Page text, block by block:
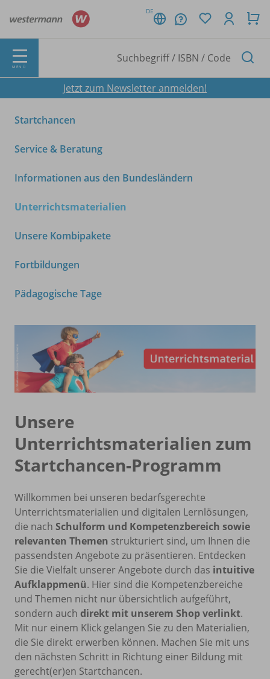
DE
MENÜ
Jetzt zum Newsletter anmelden!
Startchancen
Service & Beratung
Informationen aus den Bundesländern
Unterrichtsmaterialien
Unsere Kombipakete
Fortbildungen
Pädagogische Tage
Unsere
Unterrichtsmaterialien zum
Startchancen-Programm
Willkommen bei unseren bedarfsgerechte
Unterrichtsmaterialien und digitalen Lernlösungen,
die nach Schulform und Kompetenzbereich sowie
relevanten Themen strukturiert sind, um Ihnen die
passendsten Angebote zu präsentieren. Entdecken
Sie die Vielfalt unserer Angebote durch das intuitive
Aufklappmenü. Hier sind die Kompetenzbereiche
und Themen nicht nur übersichtlich aufgeführt,
sondern auch direkt mit unserem Shop verlinkt.
Mit nur einem Klick gelangen Sie zu den Materialien,
die Sie direkt erwerben können. Machen Sie mit uns
den nächsten Schritt in Richtung einer Bildung mit
gerecht(er)en Startchancen.